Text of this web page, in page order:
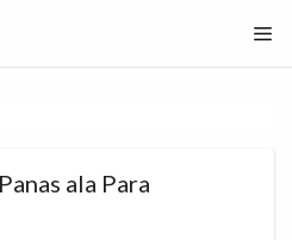
ala Para